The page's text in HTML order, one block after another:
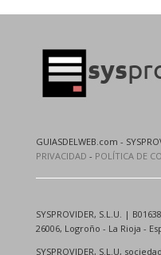
GUIASDELWEB.com -
PRIVACIDAD - POLÍTICA DE
SYSPROVIDER, S.L.U. |
26006, Logroño - La Rioja -
SYSPROVIDER, S.L.U,